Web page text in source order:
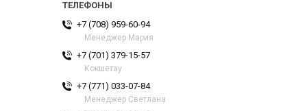
+7 (708) 959-60-94
Менеджер Мария
+7 (701) 379-15-57
Кокшетау
+7 (771) 033-07-84
Менеджер Светлана